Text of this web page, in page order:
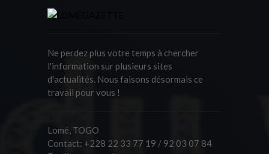
Ne perdez plus votre temps à chercher
l'information sur plusieurs sites
d'actualités. Nous faisons désormais ce
travail pour vous !
Lomé, TOGO
Contact: +228 22 33 77 19 / 92 03 07 84